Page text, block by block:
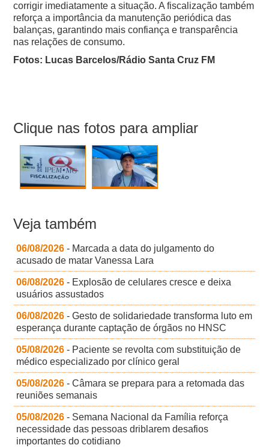
corrigir imediatamente a situação. A fiscalização também
reforça a importância da manutenção periódica das
balanças, garantindo mais confiança e transparência
nas relações de consumo.
Fotos: Lucas Barcelos/Rádio Santa Cruz FM
Clique nas fotos para ampliar
Veja também
06/08/2026 - Marcada a data do julgamento do
acusado de matar Vanessa Lara
06/08/2026 - Explosão de celulares cresce e deixa
usuários assustados
06/08/2026 - Gesto de solidariedade transforma luto em
esperança durante captação de órgãos no HNSC
05/08/2026 - Paciente se revolta com substituição de
médico especializado por clínico geral
05/08/2026 - Câmara se prepara para a retomada das
reuniões semanais
05/08/2026 - Semana Nacional da Família reforça
necessidade das pessoas driblarem desafios
importantes do cotidiano